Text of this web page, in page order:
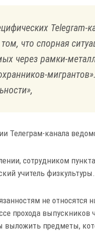
Telegram-
что спорная
через рамки-
Телеграм-канала
сотрудником
учитель физкультуры.
не
прохода выпускников
выложить предметы,